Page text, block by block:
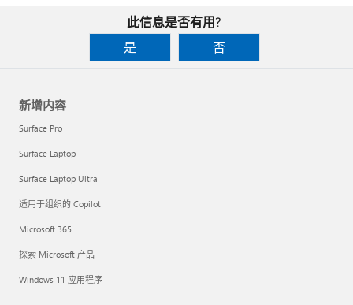
此信息是否有用?
是
否
新增内容
Surface Pro
Surface Laptop
Surface Laptop Ultra
适用于组织的 Copilot
Microsoft 365
探索 Microsoft 产品
Windows 11 应用程序